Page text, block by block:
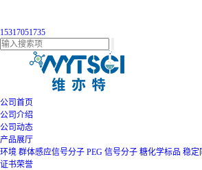
15317051735
公司首页
公司介绍
公司动态
产品展厅
环境 群体感应信号分子 PEG 信号分子 糖化学标品 稳定
证书荣誉